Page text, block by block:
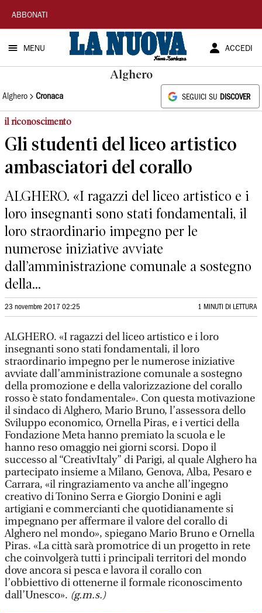
La
Nuova
Sardegna
ABBONATI
MENU ACCEDI
Alghero
Alghero Cronaca SEGUICI SU DISCOVER
il riconoscimento
Gli studenti del liceo artistico
ambasciatori del corallo
ALGHERO. «I ragazzi del liceo artistico e i
loro insegnanti sono stati fondamentali, il
loro straordinario impegno per le
numerose iniziative avviate
dall’amministrazione comunale a sostegno
della...
23 novembre 2017 02:25 1 MINUTI DI LETTURA
ALGHERO. «I ragazzi del liceo artistico e i loro
insegnanti sono stati fondamentali, il loro
straordinario impegno per le numerose iniziative
avviate dall’amministrazione comunale a sostegno
della promozione e della valorizzazione del corallo
rosso è stato fondamentale». Con questa motivazione
il sindaco di Alghero, Mario Bruno, l’assessora dello
Sviluppo economico, Ornella Piras, e i vertici della
Fondazione Meta hanno premiato la scuola e le
hanno reso omaggio nei giorni scorsi. Dopo il
successo al “CreativItaly” di Parigi, al quale Alghero ha
partecipato insieme a Milano, Genova, Alba, Pesaro e
Carrara, «il ringraziamento va anche all’ingegno
creativo di Tonino Serra e Giorgio Donini e agli
artigiani e commercianti che quotidianamente si
impegnano per affermare il valore del corallo di
Alghero nel mondo», spiegano Mario Bruno e Ornella
Piras. «La città sarà promotrice di un progetto in rete
che coinvolgerà tutti i principali territori del mondo
dove ancora si pesca e lavora il corallo con
l’obbiettivo di ottenerne il formale riconoscimento
dall’Unesco». (g.m.s.)